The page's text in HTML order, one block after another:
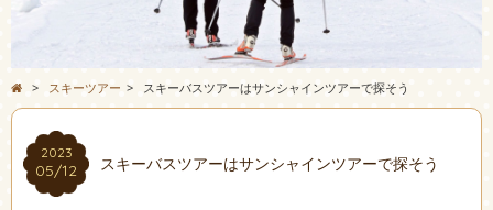
> スキーツアー > スキーバスツアーはサンシャインツアーで探そう
2023
05/12 スキーバスツアーはサンシャインツアーで探そう